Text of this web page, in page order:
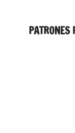
PATRONES